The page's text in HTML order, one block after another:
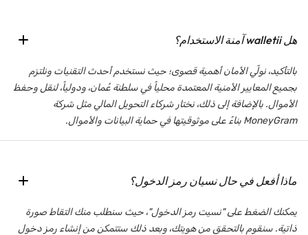
هل walletii آمنة الاستخدام؟
بالتأكيد، نولّي الأمان أهمية قصوى؛ حيث نستخدم أحدث التقنيات ونلتزم
بجميع المعايير الأمنية المعتمدة محلياً في سلطنة عُمان، ودولياً، لنقل وحفظ
الأموال. بالإضافة إلى ذلك، نختار شركاء التحويل المالي مثل شركة
MoneyGram بناءً على موثوقيتها في حماية البيانات والأموال.
ماذا أفعل في حال نسيان رمز الدخول؟
يمكنك الضغط على "نسيت رمز الدخول"، حيث سنطلب منك التقاط صورة
ذاتية. سنقوم بالتحقق من هويتك، وبعد ذلك ستتمكن من إنشاء رمز دخول